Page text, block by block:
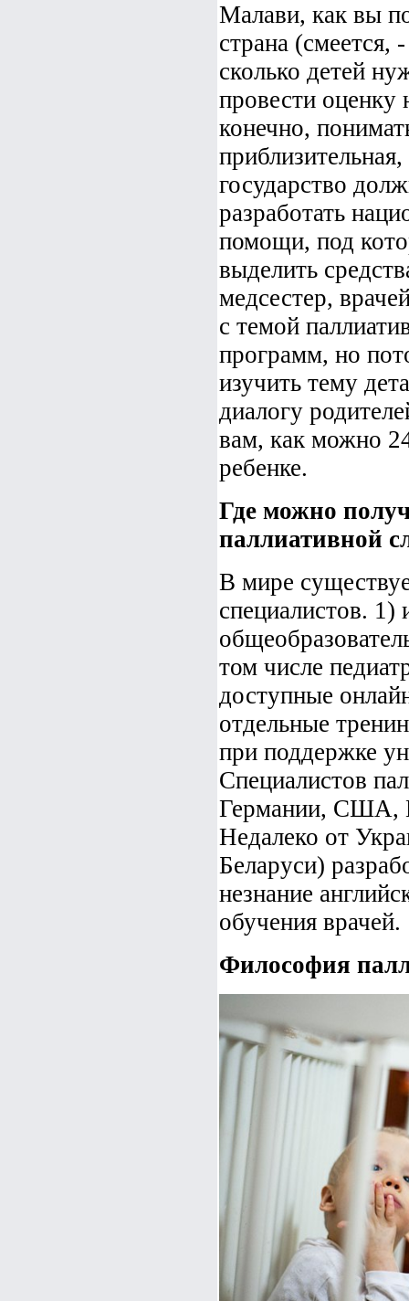
Малави, как вы
страна (смеется,
сколько детей
провести оценку
конечно,
государство
разработать
помощи, под
выделить
медсестер,
с темой
программ, но
изучить тему
диалогу
вам, как можно
ребенке.
Где можно
паллиативной
В мире
специалистов.
том числе
доступные
отдельные
при поддержке
Специалистов
Германии, США,
Недалеко от
Беларуси)
незнание
обучения врачей.
Философия